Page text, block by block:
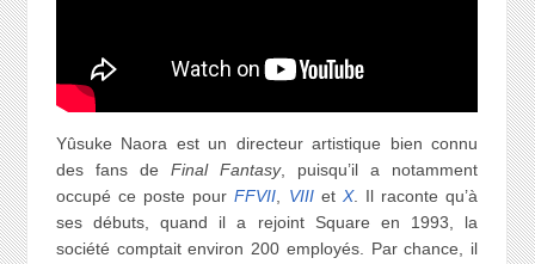
Yûsuke Naora est un directeur artistique bien connu
des fans de Final Fantasy, puisqu’il a notamment
occupé ce poste pourFFVII VIIIet X. Il raconte qu’à
ses débuts, quand il a rejoint Square en 1993, la
société comptait environ 200 employés. Par chance, il